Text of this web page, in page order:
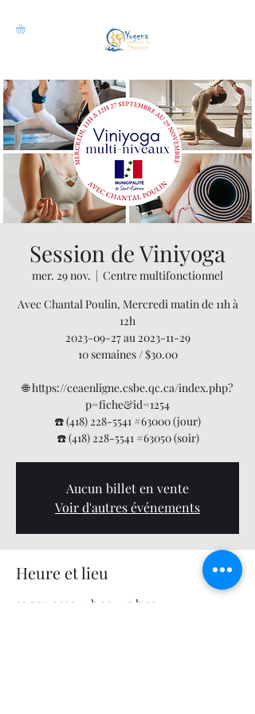
Session de Viniyoga
mer. 29 nov.
  |
Centre multifonctionnel
Avec Chantal Poulin, Mercredi matin de 11h à
12h
2023-09-27 au 2023-11-29
10 semaines / $30.00
🌐 https://ceaenligne.csbe.qc.ca/index.php?
p=fiche&id=1254
☎️ (418) 228-5541 #63000 (jour)
☎️ (418) 228-5541 #63050 (soir)
Aucun billet en vente
Voir d'autres événements
Heure et lieu
29 nov. 2023, 11 h 00 – 12 h 00